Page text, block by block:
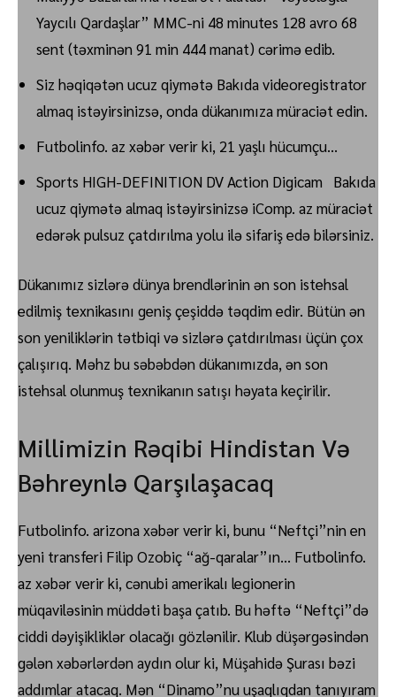
Yaycılı Qardaşlar” MMC-ni 48 minutes 128 avro 68
sent (təxminən 91 min 444 manat) cərimə edib.
Siz həqiqətən ucuz qiymətə Bakıda videoregistrator
almaq istəyirsinizsə, onda dükanımıza müraciət edin.
Futbolinfo. az xəbər verir ki, 21 yaşlı hücumçu…
Sports HIGH-DEFINITION DV Action Digicam Bakıda
ucuz qiymətə almaq istəyirsinizsə iComp. az müraciət
edərək pulsuz çatdırılma yolu ilə sifariş edə bilərsiniz.
Dükanımız sizlərə dünya brendlərinin ən son istehsal
edilmiş texnikasını geniş çeşiddə təqdim edir. Bütün ən
son yeniliklərin tətbiqi və sizlərə çatdırılması üçün çox
çalışırıq. Məhz bu səbəbdən dükanımızda, ən son
istehsal olunmuş texnikanın satışı həyata keçirilir.
Millimizin Rəqibi Hindistan Və
Bəhreynlə Qarşılaşacaq
Futbolinfo. arizona xəbər verir ki, bunu “Neftçi”nin en
yeni transferi Filip Ozobiç “ağ-qaralar”ın… Futbolinfo.
az xəbər verir ki, cənubi amerikalı legionerin
müqaviləsinin müddəti başa çatıb. Bu həftə “Neftçi”də
ciddi dəyişikliklər olacağı gözlənilir. Klub düşərgəsindən
gələn xəbərlərdən aydın olur ki, Müşahidə Şurası bəzi
addımlar atacaq. Mən “Dinamo”nu uşaqlıqdan tanıyıram